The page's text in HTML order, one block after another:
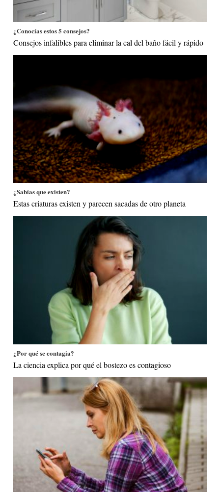
¿Conocías estos 5 consejos?
Consejos infalibles para eliminar la cal del baño fácil y rápido
¿Sabías que existen?
Estas criaturas existen y parecen sacadas de otro planeta
¿Por qué se contagia?
La ciencia explica por qué el bostezo es contagioso